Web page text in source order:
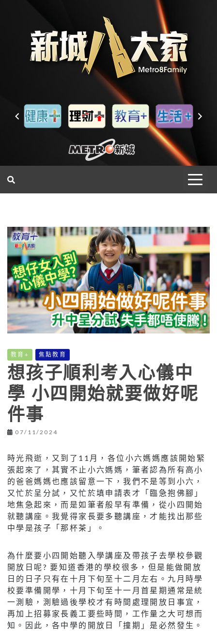
教育+ 焦點教育
想孩子順利考入心儀中
學 小四開始就要做好呢
件事
07/11/2024
時光飛逝，又到了11月，各位小六媽媽應該開始緊
張起來了，其實不止小六媽媽，筆者認為所有高小
的爸爸媽媽也應該留意一下，我們不是等到小六，
又忙於呈分試，又忙於填申請表才「臨急抱佛腳」
地焦急起來，而是如筆者般早有準備，從小四開始
就聽講座。我覺得家長要多聽講座，才能找出那些
中學是孩子「那杯茶」。
為什麼要小四開始聽入學講座及帶孩子去學校參觀
開放日呢? 要知道香港的學校很多，但是能做開放
日的日子只有在十月下旬至十二月左右。九月時學
校要準備開學，十月下旬至十一月首星期通常是統
一測驗，測驗過後學校才有時間處理開放日事宜，
再加上招募家長義工要些時間，工作量之大可想而
知。因此，各中學的開放日「撞期」是必然發生。